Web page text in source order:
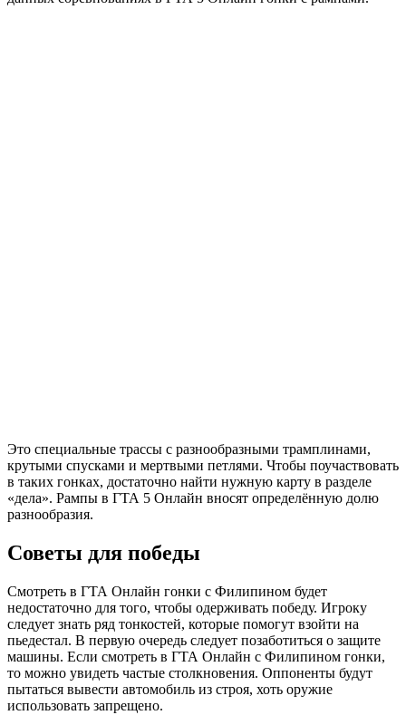
Это специальные трассы с разнообразными трамплинами,
крутыми спусками и мертвыми петлями. Чтобы поучаствовать
в таких гонках, достаточно найти нужную карту в разделе
«дела». Рампы в ГТА 5 Онлайн вносят определённую долю
разнообразия.
Советы для победы
Смотреть в ГТА Онлайн гонки с Филипином будет
недостаточно для того, чтобы одерживать победу. Игроку
следует знать ряд тонкостей, которые помогут взойти на
пьедестал. В первую очередь следует позаботиться о защите
машины. Если смотреть в ГТА Онлайн с Филипином гонки,
то можно увидеть частые столкновения. Оппоненты будут
пытаться вывести автомобиль из строя, хоть оружие
использовать запрещено.